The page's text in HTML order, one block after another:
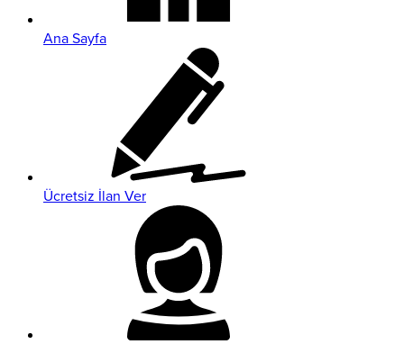
Ana Sayfa
Ücretsiz İlan Ver